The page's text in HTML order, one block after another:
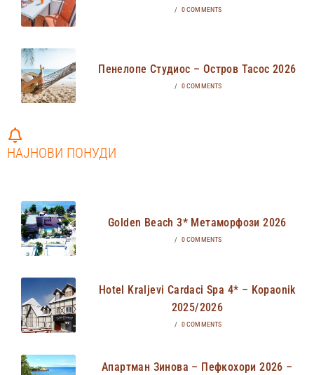
/ 0 COMMENTS
Пенелопе Студиос – Остров Тасос 2026
/ 0 COMMENTS
НАЈНОВИ ПОНУДИ
Golden Beach 3* Метаморфози 2026
/ 0 COMMENTS
Hotel Kraljevi Cardaci Spa 4* – Kopaonik
2025/2026
/ 0 COMMENTS
Апартман Зинова – Пефкохори 2026 –